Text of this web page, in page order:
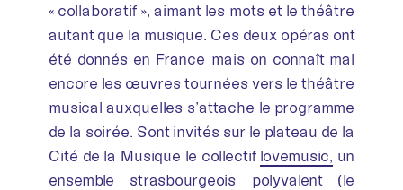
« collaboratif », aimant les mots et le théâtre
autant que la musique. Ces deux opéras ont
été donnés en France mais on connaît mal
encore les œuvres tournées vers le théâtre
musical auxquelles s’attache le programme
de la soirée. Sont invités sur le plateau de la
Cité de la Musique le collectif lovemusic, un
ensemble strasbourgeois polyvalent (le